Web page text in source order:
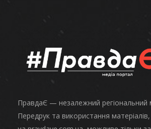
ПравдаЄ — незалежний регіональний
Передрук та використання